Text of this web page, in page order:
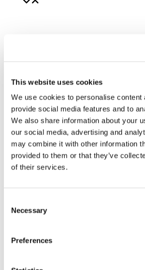
This website uses cookies
We use cookies to personalise content
provide social media features and to
We also share information about your
our social media, advertising and
may combine it with other information
provided to them or that they’ve
of their services.
Selection
Necessary
Preferences